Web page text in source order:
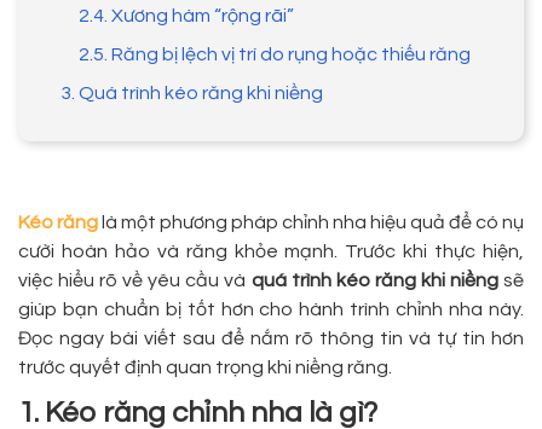
2.4. Xương hàm “rộng rãi”
2.5. Răng bị lệch vị trí do rụng hoặc thiếu răng
3. Quá trình kéo răng khi niềng
Kéo răng là một phương pháp chỉnh nha hiệu quả để có nụ
cười hoàn hảo và răng khỏe mạnh. Trước khi thực hiện,
việc hiểu rõ về yêu cầu và quá trình kéo răng khi niềngsẽ
giúp bạn chuẩn bị tốt hơn cho hành trình chỉnh nha này.
Đọc ngay bài viết sau để nắm rõ thông tin và tự tin hơn
trước quyết định quan trọng khi niềng răng.
1. Kéo răng chỉnh nha là gì?